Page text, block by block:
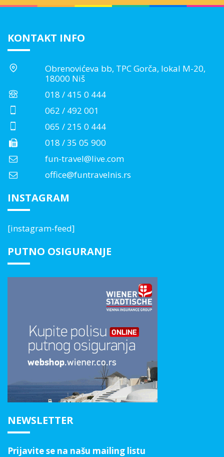
KONTAKT INFO
Obrenovićeva bb, TPC Gorča, lokal M-20,
18000 Niš
018 / 415 0 444
062 / 492 001
065 / 215 0 444
018 / 35 05 900
fun-travel@live.com
office@funtravelnis.rs
INSTAGRAM
[instagram-feed]
PUTNO OSIGURANJE
NEWSLETTER
Prijavite se na našu mailing listu